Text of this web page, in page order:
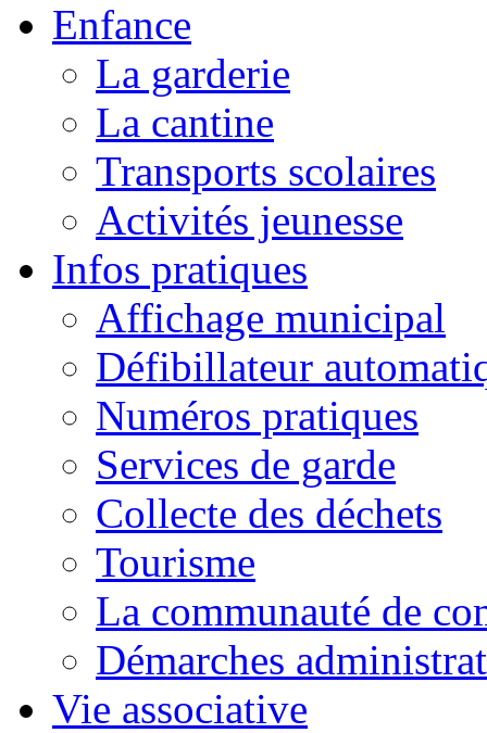
Enfance
La garderie
La cantine
Transports scolaires
Activités jeunesse
Infos pratiques
Affichage municipal
Défibillateur
Numéros pratiques
Services de garde
Collecte des déchets
Tourisme
La communauté de
Démarches
Vie associative